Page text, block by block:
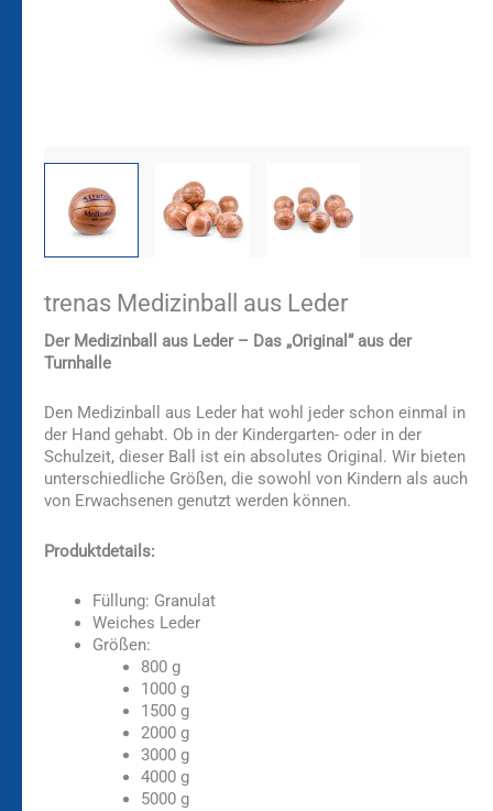
trenas Medizinball aus Leder
Der Medizinball aus Leder – Das „Original“ aus der
Turnhalle
Den Medizinball aus Leder hat wohl jeder schon einmal in
der Hand gehabt. Ob in der Kindergarten- oder in der
Schulzeit, dieser Ball ist ein absolutes Original. Wir bieten
unterschiedliche Größen, die sowohl von Kindern als auch
von Erwachsenen genutzt werden können.
Produktdetails:
Füllung: Granulat
Weiches Leder
Größen:
800 g
1000 g
1500 g
2000 g
3000 g
4000 g
5000 g